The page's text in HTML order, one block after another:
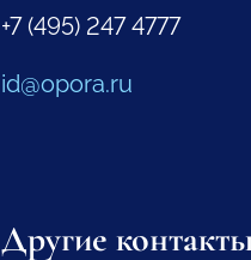
+7 (495) 247 4777
id@opora.ru
Другие